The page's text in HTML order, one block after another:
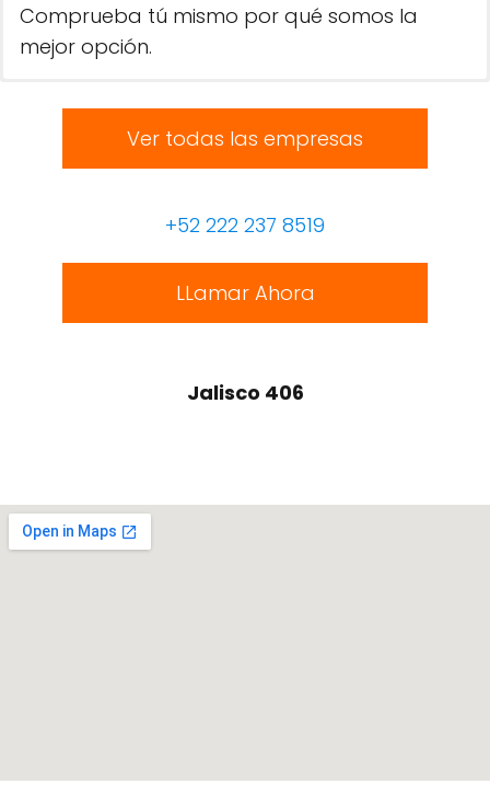
Comprueba tú mismo por qué somos la
mejor opción.
Ver todas las empresas
+52 222 237 8519
LLamar Ahora
Jalisco 406